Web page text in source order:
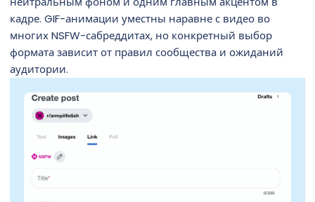
кадре. GIF-анимации уместны наравне с видео во
многих NSFW-сабреддитах, но конкретный выбор
формата зависит от правил сообщества и ожиданий
аудитории.